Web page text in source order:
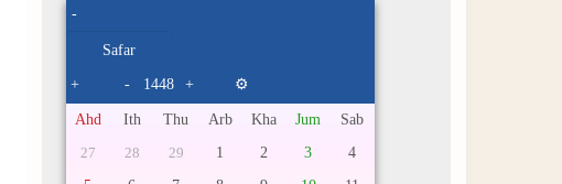
-
+ - + ⚙
Ahd Ith Thu Arb Kha Jum Sab
27 28 29 1 2 3
4